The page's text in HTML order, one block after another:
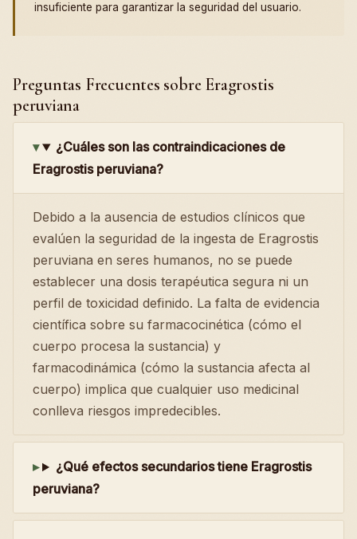
insuficiente para garantizar la seguridad del usuario.
Preguntas Frecuentes sobre Eragrostis
peruviana
¿Cuáles son las contraindicaciones de
Eragrostis peruviana?
Debido a la ausencia de estudios clínicos que
evalúen la seguridad de la ingesta de Eragrostis
peruviana en seres humanos, no se puede
establecer una dosis terapéutica segura ni un
perfil de toxicidad definido. La falta de evidencia
científica sobre su farmacocinética (cómo el
cuerpo procesa la sustancia) y
farmacodinámica (cómo la sustancia afecta al
cuerpo) implica que cualquier uso medicinal
conlleva riesgos impredecibles.
¿Qué efectos secundarios tiene Eragrostis
peruviana?